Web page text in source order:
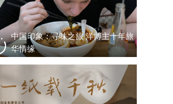
中国印象：寻味之旅 洋博主十年旅
华情缘